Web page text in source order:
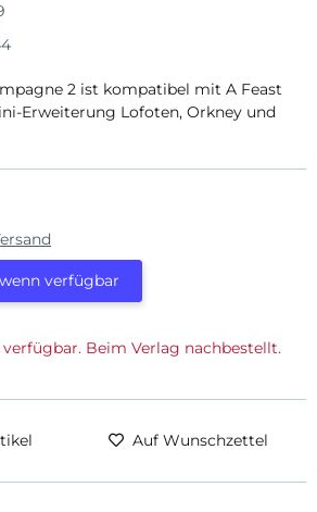
2 ist kompatibel mit A Feast
Erweiterung Lofoten, Orkney und
verfügbar
Beim Verlag nachbestellt.
Auf Wunschzettel